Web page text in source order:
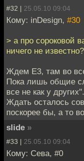
#32 | 25.05.10 09:04
Кому: inDesign, #30
> а про сороковой
ничего не известно?
Ждем Е3, там во
Пока лишь общие
все не как у других".
Ждать осталось
поскорее бы, а то
slide »
#33 | 25.05.10 09:04
Кому: Сева, #0